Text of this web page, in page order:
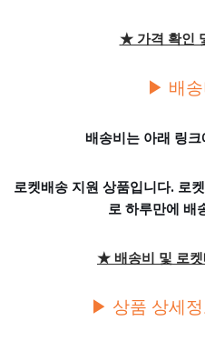
★ 가격 확인
▶ 배
배송비는 아래 링
로켓배송 지원 상품입니다. 로
로 하루만에 배
★ 배송비 및 로
▶ 상품 상세